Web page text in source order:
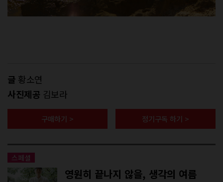
글 황소연
사진제공 김보라
구매하기 > 정기구독 하기 >
스페셜
영원히 끝나지 않을, 생각의 여름